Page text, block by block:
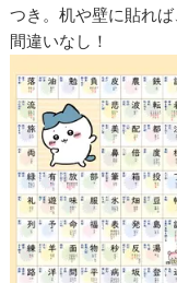
つき。机や壁に貼れ
間違いなし！